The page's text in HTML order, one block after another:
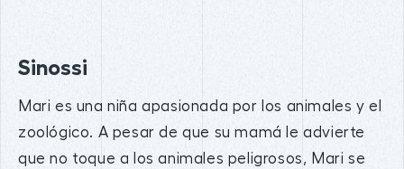
Sinossi
Mari es una niña apasionada por los animales y el
zoológico. A pesar de que su mamá le advierte
que no toque a los animales peligrosos, Mari se